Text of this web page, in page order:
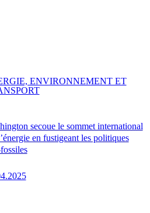
secoue le sommet international
en fustigeant les politiques
ENVIRONNEMENT ET